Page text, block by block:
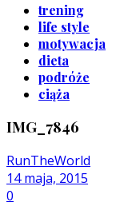
trening
life style
motywacja
dieta
podróże
ciąża
IMG_7846
RunTheWorld
14 maja, 2015
0